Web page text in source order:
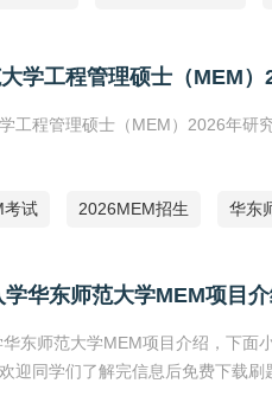
学工程管理硕士（MEM
工程管理硕士（MEM）2026年研
考试 2026MEM招生 华东
学华东师范大学MEM项目
东师范大学MEM项目介绍，下面
迎同学们了解完信息后免费下载刷